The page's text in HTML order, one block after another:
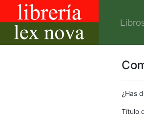
¿Has
Título